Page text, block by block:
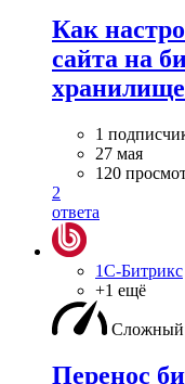
Как
сайта на
1
27 мая
120
2
ответа
1С-Битрикс
+1 ещё
Сложный
Перенос